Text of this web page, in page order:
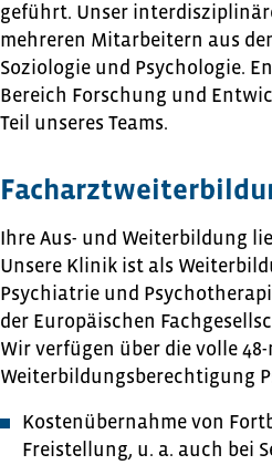
geführt. Unser
mehreren Mitarbeitern aus
Soziologie und Psychologie.
Bereich Forschung und
Teil unseres Teams.
Ihre Aus- und Weiterbildung
Unsere Klinik ist als
Psychiatrie und
der Europäischen
Wir verfügen über die volle
Weiterbildungsberechtigung
Kostenübernahme von
Freistellung, u. a. auch bei